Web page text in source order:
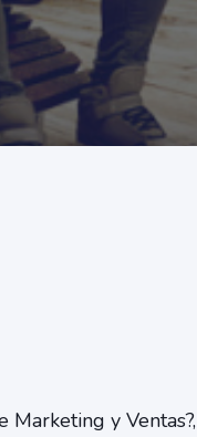
Marketing y Ventas?,